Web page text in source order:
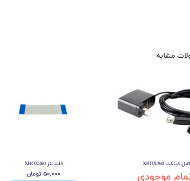
مشابه
کابل کینکت XBOX360
موجودی
فلت لنز XBOX360
۵۰,۰۰۰ تومان